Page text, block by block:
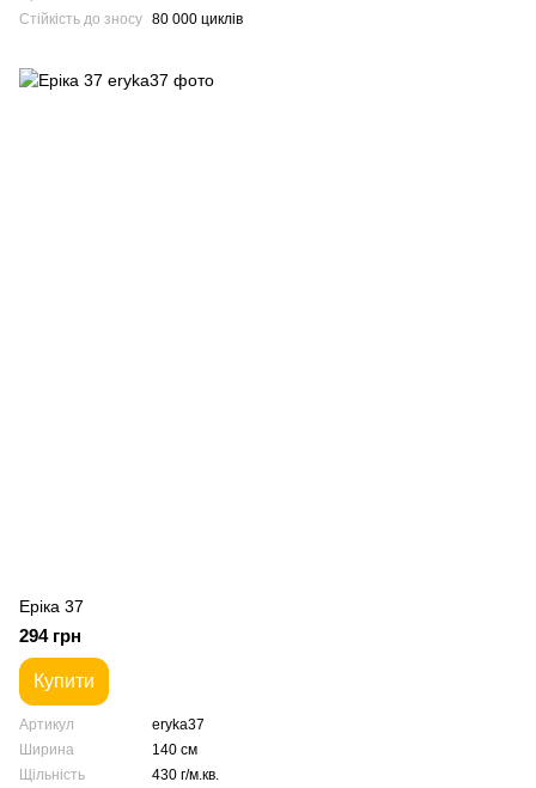
Стійкість до зносу 80 000 циклів
Еріка 37
294 грн
Купити
Артикул
eryka37
Ширина
140 см
Щільність
430 г/м.кв.